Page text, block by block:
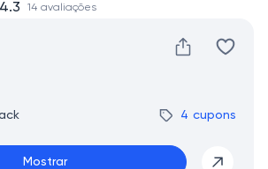
4 cupons
Mostrar
4.3 14 avaliações